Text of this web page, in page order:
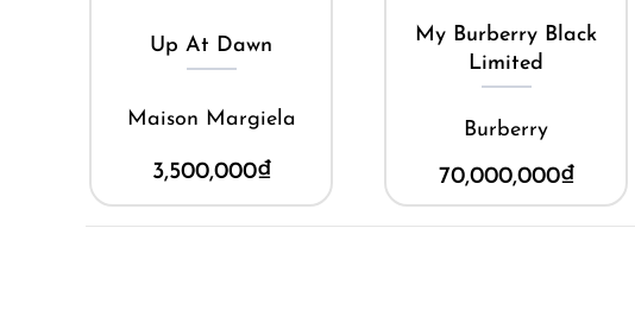
Up At Dawn
Maison Margiela
3,500,000₫
My Burberry Black
Limited
Burberry
70,000,000₫